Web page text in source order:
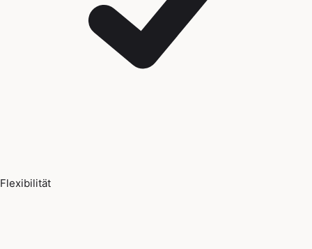
Flexibilität